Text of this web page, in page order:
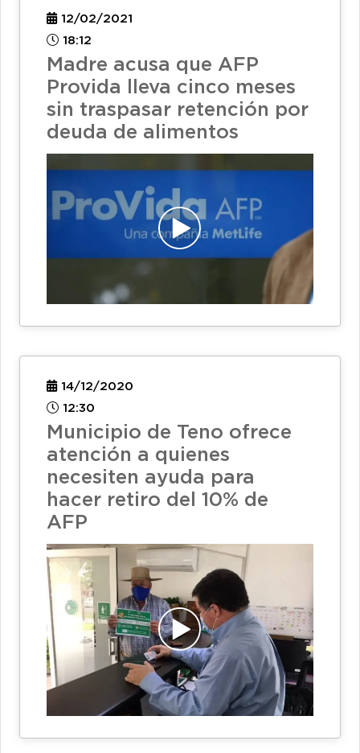
12/02/2021
18:12
Madre acusa que AFP
Provida lleva cinco meses
sin traspasar retención por
deuda de alimentos
14/12/2020
12:30
Municipio de Teno ofrece
atención a quienes
necesiten ayuda para
hacer retiro del 10% de
AFP